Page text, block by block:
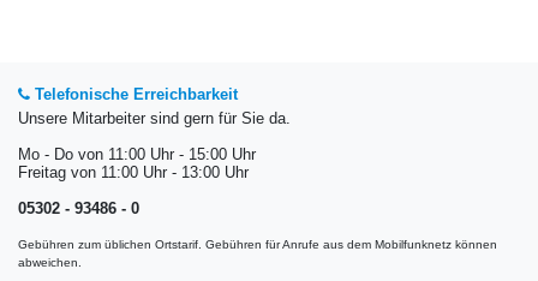
Telefonische Erreichbarkeit
Unsere Mitarbeiter sind gern für Sie da.
Mo - Do von 11:00 Uhr - 15:00 Uhr
Freitag von 11:00 Uhr - 13:00 Uhr
05302 - 93486 - 0
Gebühren zum üblichen Ortstarif. Gebühren für Anrufe aus dem Mobilfunknetz können
abweichen.